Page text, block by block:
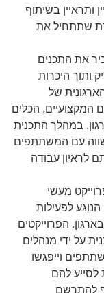
ותראיין בשיתוף
שתתחיל את
את התכנים
ותוך היכרות
של
הכלים
במהלך התכנית
עם המשתתפים
לראיון עבודה
מעשי
לפעילות
הפרוייקטים
על ידי מנהלים
וייפגשו
להם
להתרשם